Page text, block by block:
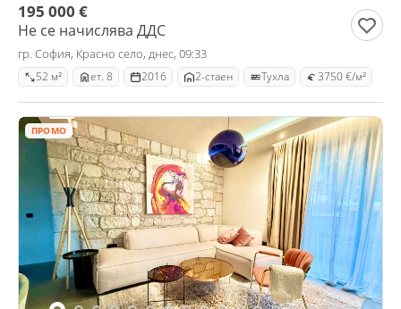
195 000 €
Не се начислява ДДС
гр. София, Красно село, днес, 09:33
52 м² ет. 8 2016 2-стаен Тухла 3750 €/м²
ПРОМО